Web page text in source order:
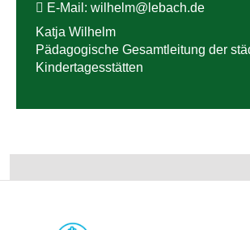
E-Mail: wilhelm@ lebach.de
Katja Wilhelm
Pädagogische Gesamtleitung der
Kindertagesstätten